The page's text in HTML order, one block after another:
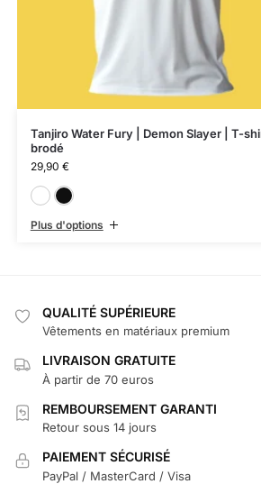
Tanjiro Water Fury | Demon Slayer | T-
brodé
29,90 €
Plus d'options
QUALITÉ SUPÉRIEURE
Vêtements en matériaux premium
LIVRAISON GRATUITE
À partir de 70 euros
REMBOURSEMENT GARANTI
Retour sous 14 jours
PAIEMENT SÉCURISÉ
PayPal / MasterCard / Visa